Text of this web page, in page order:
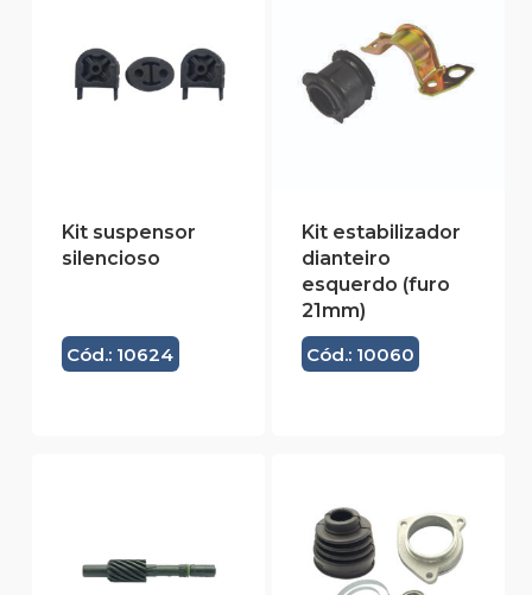
Kit suspensor
silencioso
Cód.: 10624
Kit estabilizador
dianteiro
esquerdo (furo
21mm)
Cód.: 10060